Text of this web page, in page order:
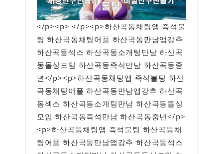
</p><p> </p><p>하산곡동채팅앱 즉석불
팅 하산곡동채팅어플 하산곡동만남앱강추
하산곡동섹스 하산곡동소개팅만남 하산곡
동돌싱모임 하산곡동즉석만남 하산곡동중
년</p><p>하산곡동채팅앱 즉석불팅 하산
곡동채팅어플 하산곡동만남앱강추 하산곡
동섹스 하산곡동소개팅만남 하산곡동돌싱
모임 하산곡동즉석만남 하산곡동중년</p>
<p>하산곡동채팅앱 즉석불팅 하산곡동채
팅어플 하산곡동만남앱강추 하산곡동섹스